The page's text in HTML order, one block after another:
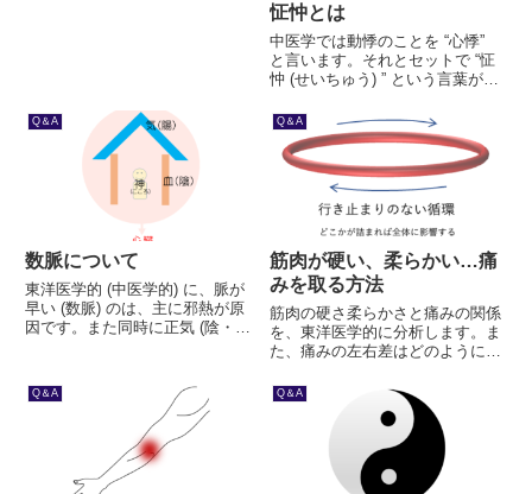
怔忡とは
中医学では動悸のことを “心悸”
と言います。それとセットで “怔
忡 (せいちゅう) ” という言葉がよ
す。怔忡とは、心悸 (動悸) とい
うカテゴリーの中の一種で、激し
い驚恐を伴う制御できない心悸の
ことです。そ...
Q＆A
数脈について
東洋医学的 (中医学的) に、脈が
早い (数脈) のは、主に邪熱が原
因です。また同時に正気 (陰・
Q＆A
筋肉が硬い、柔らかい…痛
みを取る方法
筋肉の硬さ柔らかさと痛みの関係
を、東洋医学的に分析します。ま
た、痛みの左右差はどのように評
い柔らかい筋肉の評価は…。重要
なことは、部分的なものであって
も、全体との関わりを考える東洋
医学的な視点です。
Q＆A Q＆A